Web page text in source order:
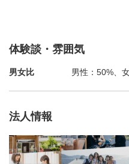
（例：奥能登5校の教員が
プログラムの企画、探究学
めた提案資料作成、など）
〇地域内外と学校のつなが
学校の中だけでは完結しな
くるため、地域内外のハ
体験談・雰囲気
男女比 男性：50%、
法人情報